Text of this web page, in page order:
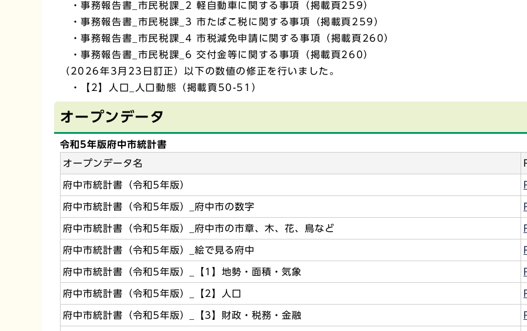
・事務報告書_市民税課_2 軽自動車に関する事項（掲載頁259）
・事務報告書_市民税課_3 市たばこ税に関する事項（掲載頁259）
・事務報告書_市民税課_4 市税減免申請に関する事項（掲載頁260）
・事務報告書_市民税課_6 交付金等に関する事項（掲載頁260）
（2026年3月23日訂正）以下の数値の修正を行いました。
・【2】人口_人口動態（掲載貢50-51）
オープンデータ
令和5年版府中市統計書
オープンデータ名
府中市統計書（令和5年版）
府中市統計書（令和5年版）_府中市の数字
府中市統計書（令和5年版）_府中市の市章、木、花、鳥など
府中市統計書（令和5年版）_絵で見る府中
府中市統計書（令和5年版）_【1】地勢・面積・気象
府中市統計書（令和5年版）_【2】人口
府中市統計書（令和5年版）_【3】財政・税務・金融